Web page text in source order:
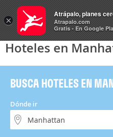
Hoteles
Hoteles en
BUSCA HOTELES EN
Dónde ir
×
Atrápalo, planes
Atrapalo.com
Gratis - En Google